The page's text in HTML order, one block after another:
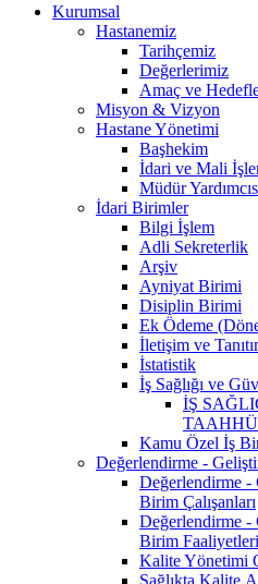
Kurumsal
Hastanemiz
Tarihçemiz
Değerlerimiz
Amaç ve
Misyon & Vizyon
Hastane Yönetimi
Başhekim
İdari ve Mali
Müdür
İdari Birimler
Bilgi İşlem
Adli Sekreterlik
Arşiv
Ayniyat Birimi
Disiplin Birimi
Ek Ödeme
İletişim ve
İstatistik
İş Sağlığı ve
İŞ
Kamu Özel İş
Değerlendirme -
Değerlendirme
Birim Çalışanları
Değerlendirme
Birim Faaliyetleri
Kalite Yönetimi
Sağlıkta